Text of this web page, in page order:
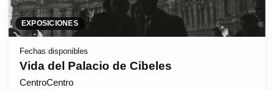
EXPOSICIONES
Fechas disponibles
Vida del Palacio de Cibeles
CentroCentro